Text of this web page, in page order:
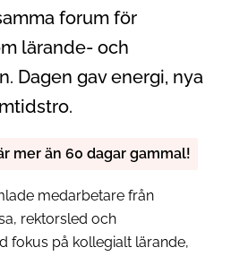
forum för
lärande- och
Dagen gav energi, nya
mer än 60 dagar gammal!
medarbetare från
rektorsled och
fokus på kollegialt lärande,